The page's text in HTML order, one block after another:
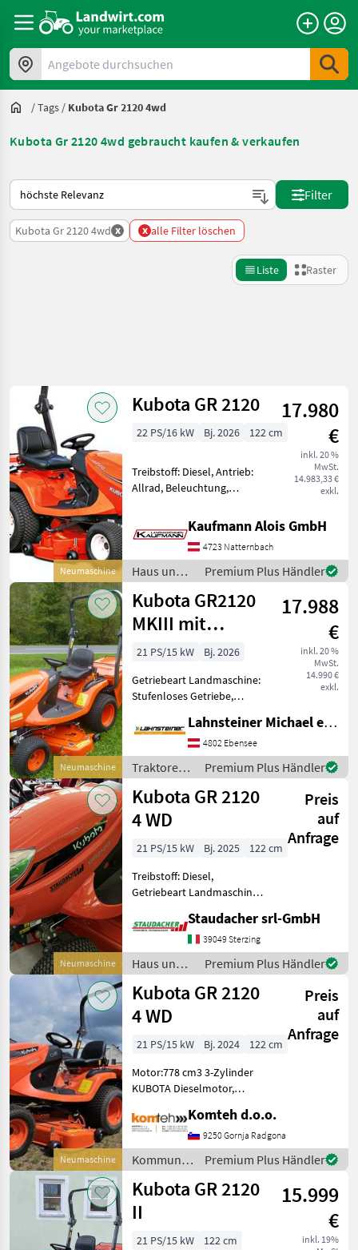
Angebote durchsuchen
/Tags / Kubota Gr 2120 4wd
Kubota Gr 2120 4wd gebraucht kaufen & verkaufen
So wird auf Landwirt.com sortiert
Filter
Kubota Gr 2120 4wd x x alle Filter löschen
Liste Raster
Kategorie 2 Land Filter
AKTUELLER
PFAD
Kubota
Gr 2120
4wd
KATEGORIE
WÄHLEN
Sonstiges
3
Kommunaltechnik
2
Landtechnik
1
MARKTPLATZ
Marktplatz Händlerangebote Kleinanzeigen
Zurücksetzen
Ergebnisse
anzeigen
Neumaschine
Kubota GR 2120
17.980
€
inkl. 20 %
MwSt.
14.983,33 €
exkl.
22 PS/16 kW Bj. 2026 122 cm
Treibstoff: Diesel, Antrieb:
Allrad, Beleuchtung,
Neugerät Lagernd Kubota
GR 2120, Allrad, 3-Zylinder
Kubota-Diesel-Motor,
Wassergekühlt, 18 L
Kaufmann Alois GmbH
4723 Natternbach
Haus und
Garten /
Kubota
Premium Plus Händler
Neumaschine
Kubota GR2120
MKIII mit
Sturzbügel ***
LAGERND!!!
17.988
€
inkl. 20 %
MwSt.
14.990 €
exkl.
21 PS/15 kW
Bj. 2026
Getriebeart Landmaschine:
Stufenloses Getriebe,
Antrieb: Allrad Neuer
KUBOTA Allrad-
Rasentraktor GR 2120 mit
Sturzbügel Kubota-Flüster-
Diesel
Lahnsteiner Michael e.U.
4802 Ebensee
Traktoren /
Kubota
Premium Plus Händler
Neumaschine
Kubota GR 2120
4 WD
Preis
auf
Anfrage
21 PS/15 kW Bj. 2025
122 cm
Treibstoff: Diesel,
Getriebeart Landmaschine:
Allrad, Servolenkung,
Tiefenführungsrollen,
Antrieb: Allrad
ABENTEUERLUSTIG IM
GELÄN
Staudacher srl-GmbH
39049 Sterzing
Haus und
Garten /
Kubota
Premium Plus Händler
Neumaschine
Kubota GR 2120
4 WD
Preis
auf
Anfrage
21 PS/15 kW Bj. 2024
122 cm
Motor:778 cm3 3-Zylinder
KUBOTA Dieselmotor,
(21, 0 PS), Abgasstufe V,
Kraftstofftank 18 l
Getriebe:HST-Getriebe, max.
Geschwindigkeit 9, 0
Komteh d.o.o.
9250 Gornja Radgona
Kommunalgeräte
/ Kubota
Premium Plus Händler
Kubota GR 2120
II
15.999
€
inkl. 19%
21 PS/15 kW
122 cm